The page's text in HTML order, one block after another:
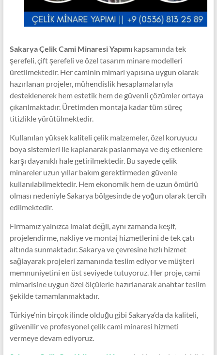
Sakarya Çelik Cami Minaresi Yapımıkapsamında tek
şerefeli, çift şerefeli ve özel tasarım minare modelleri
üretilmektedir. Her caminin mimari yapısına uygun olarak
hazırlanan projeler, mühendislik hesaplamalarıyla
desteklenerek hem estetik hem de güvenli çözümler ortaya
çıkarılmaktadır. Üretimden montaja kadar tüm süreç
titizlikle yürütülmektedir.
Kullanılan yüksek kaliteli çelik malzemeler, özel koruyucu
boya sistemleri ile kaplanarak paslanmaya ve dış etkenlere
karşı dayanıklı hale getirilmektedir. Bu sayede çelik
minareler uzun yıllar bakım gerektirmeden güvenle
kullanılabilmektedir. Hem ekonomik hem de uzun ömürlü
olması nedeniyle Sakarya bölgesinde de yoğun olarak tercih
edilmektedir.
Firmamız yalnızca imalat değil, aynı zamanda keşif,
projelendirme, nakliye ve montaj hizmetlerini de tek çatı
altında sunmaktadır. Sakarya ve çevresine hızlı hizmet
sağlayarak projeleri zamanında teslim ediyor ve müşteri
memnuniyetini en üst seviyede tutuyoruz. Her proje, cami
mimarisine uygun özel ölçülerle hazırlanarak anahtar teslim
şekilde tamamlanmaktadır.
Türkiye’nin birçok ilinde olduğu gibi Sakarya’da da kaliteli,
güvenilir ve profesyonel çelik cami minaresi hizmeti
vermeye devam ediyoruz.